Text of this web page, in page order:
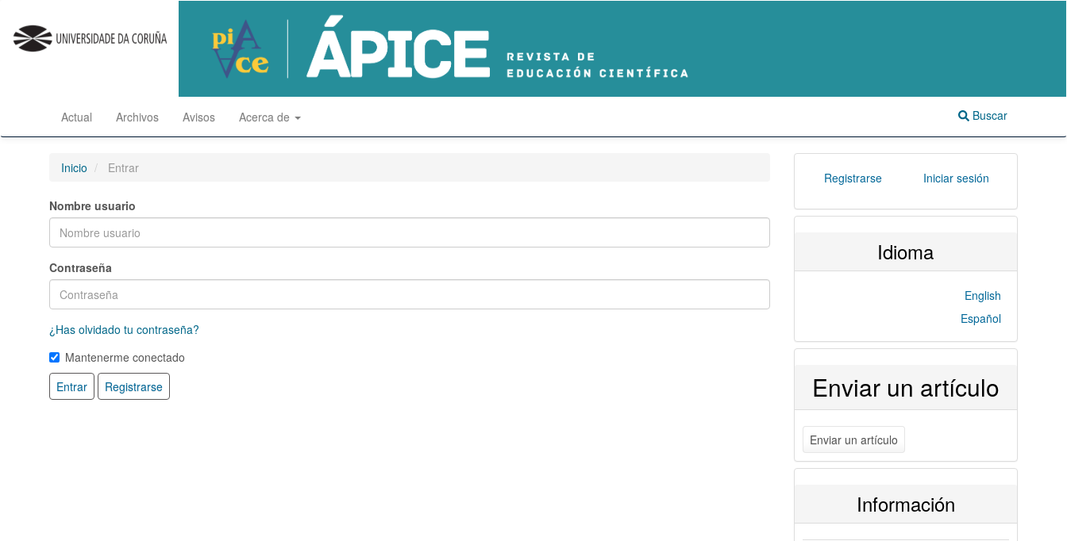
rápido
contenido
Navegación
principal
principal
lateral
Actual Archivos Avisos Acerca de Buscar
Inicio Entrar
Nombre usuario
Contraseña
¿Has olvidado tu contraseña?
Mantenerme conectado
Entrar
Registrarse
Registrarse Iniciar sesión
Idioma
English
Español
Enviar un artículo
Enviar un artículo
Información